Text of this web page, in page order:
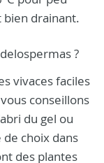
bien drainant.
?
vivaces faciles
conseillons
du gel ou
choix dans
des plantes